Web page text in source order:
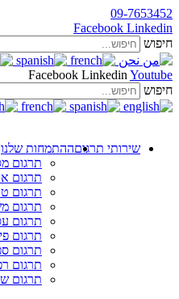
09-7653452
Facebook Linkedin
חיפוש
Facebook Linkedin Youtube
חיפוש
שירותי תרגוםההתמחות שלנו
תרגום
תרגום
תרגום
תרגום
תרגום
תרגום
תרגום
תרגום
תרגום